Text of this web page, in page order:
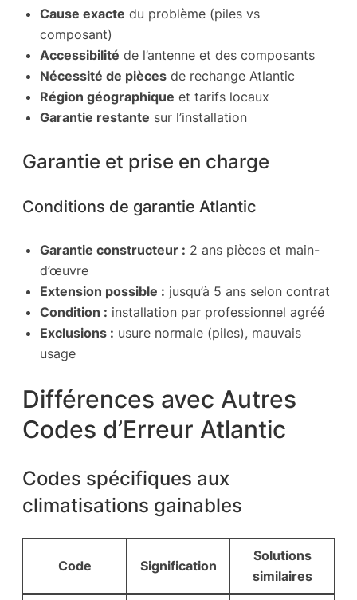
Cause exacte du problème (piles vs
composant)
Accessibilité de l’antenne et des composants
Nécessité de pièces de rechange Atlantic
Région géographique et tarifs locaux
Garantie restante sur l’installation
Garantie et prise en charge
Conditions de garantie Atlantic
Garantie constructeur : 2 ans pièces et main-
d’œuvre
Extension possible : jusqu’à 5 ans selon contrat
Condition : installation par professionnel agréé
Exclusions : usure normale (piles), mauvais
usage
Différences avec Autres
Codes d’Erreur Atlantic
Codes spécifiques aux
climatisations gainables
Code Signification
Solutions
similaires